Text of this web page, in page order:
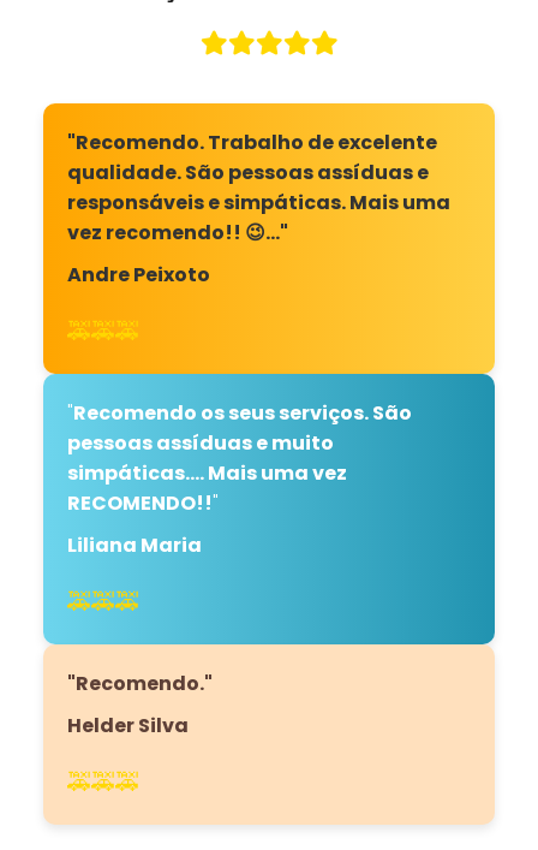
"Recomendo. Trabalho de excelente
qualidade. São pessoas assíduas e
responsáveis e simpáticas. Mais uma
vez recomendo!! 😉…"
Andre Peixoto
🚕🚕🚕
"Recomendo os seus serviços. São
pessoas assíduas e muito
simpáticas.... Mais uma vez
RECOMENDO!!"
Liliana Maria
🚕🚕🚕
"Recomendo."
Helder Silva
🚕🚕🚕